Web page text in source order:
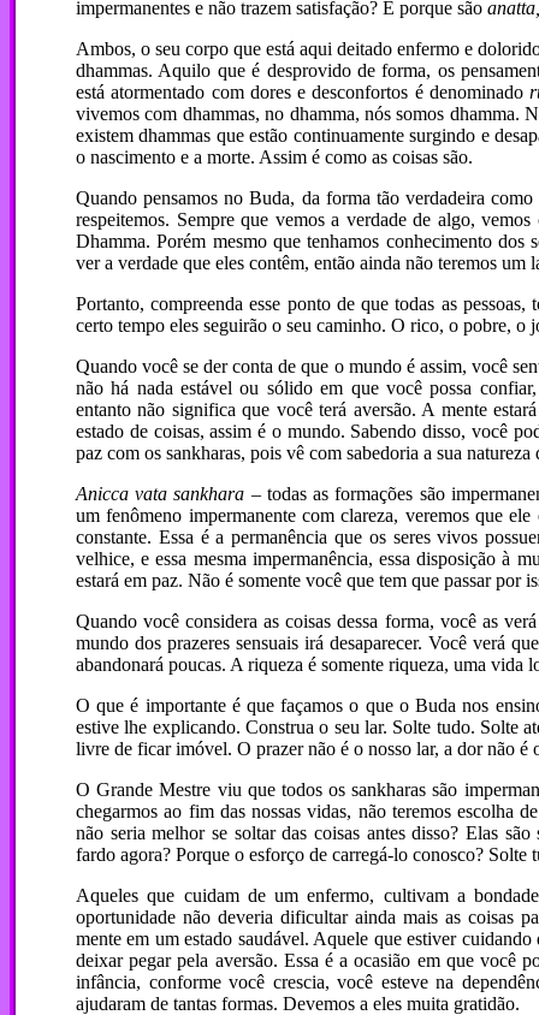
impermanentes e não trazem satisfação? É porque são anatta,
Ambos, o seu corpo que está aqui deitado enfermo e
dhammas. Aquilo que é desprovido de forma, os
está atormentado com dores e desconfortos é denominado
vivemos com dhammas, no dhamma, nós somos dhamma.
existem dhammas que estão continuamente surgindo e
o nascimento e a morte. Assim é como as coisas são.
Quando pensamos no Buda, da forma tão verdadeira
respeitemos. Sempre que vemos a verdade de algo,
Dhamma. Porém mesmo que tenhamos conhecimento dos
ver a verdade que eles contêm, então ainda não teremos um
Portanto, compreenda esse ponto de que todas as
certo tempo eles seguirão o seu caminho. O rico, o pobre, o
Quando você se der conta de que o mundo é assim, você
não há nada estável ou sólido em que você possa
entanto não significa que você terá aversão. A mente
estado de coisas, assim é o mundo. Sabendo disso, você
paz com os sankharas, pois vê com sabedoria a sua natureza
Anicca vata sankhara – todas as formações são
um fenômeno impermanente com clareza, veremos que
constante. Essa é a permanência que os seres vivos
velhice, e essa mesma impermanência, essa disposição à
estará em paz. Não é somente você que tem que passar por
Quando você considera as coisas dessa forma, você as
mundo dos prazeres sensuais irá desaparecer. Você verá
abandonará poucas. A riqueza é somente riqueza, uma vida
O que é importante é que façamos o que o Buda nos
estive lhe explicando. Construa o seu lar. Solte tudo. Solte
livre de ficar imóvel. O prazer não é o nosso lar, a dor não é
O Grande Mestre viu que todos os sankharas são
chegarmos ao fim das nossas vidas, não teremos escolha
não seria melhor se soltar das coisas antes disso? Elas
fardo agora? Porque o esforço de carregá-lo conosco?
Aqueles que cuidam de um enfermo, cultivam a
oportunidade não deveria dificultar ainda mais as coisas
mente em um estado saudável. Aquele que estiver
deixar pegar pela aversão. Essa é a ocasião em que você
infância, conforme você crescia, você esteve na
ajudaram de tantas formas. Devemos a eles muita gratidão.